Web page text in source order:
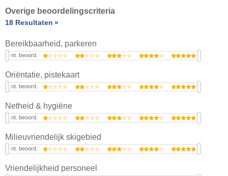
Overige beoordelingscriteria
18 Resultaten
Bereikbaarheid, parkeren
nt. beoord.
Oriëntatie, pistekaart
nt. beoord.
Netheid & hygiëne
nt. beoord.
Milieuvriendelijk skigebied
nt. beoord.
Vriendelijkheid personeel